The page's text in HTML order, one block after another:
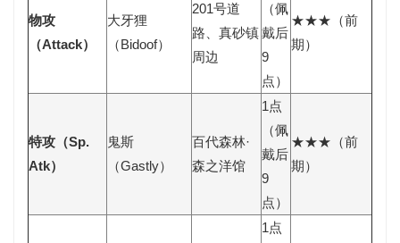
物攻
（Attack）
大牙狸
（Bidoof）
201号道
路、真砂镇
周边
（佩
戴后
9
点）
★★★（前
期）
特攻（Sp.
Atk）
鬼斯
（Gastly）
百代森林·
森之洋馆
1点
（佩
戴后
9
点）
★★★（前
期）
1点